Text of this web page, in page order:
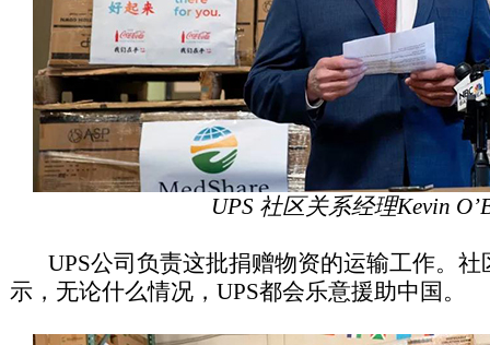
UPS 社区关系经理Kevin
UPS公司负责这批捐赠物资的运输工作。社
示，无论什么情况，UPS都会乐意援助中国。